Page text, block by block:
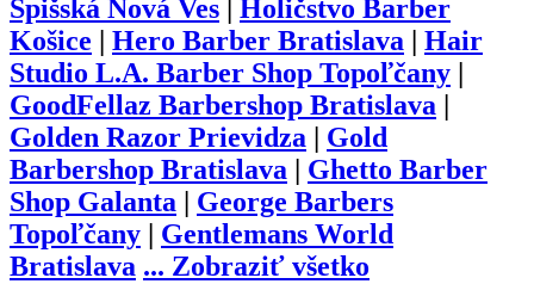
Spišská Nová Ves
Holičstvo Barber
Košice
Hero Barber Bratislava
Hair
Studio L.A. Barber Shop Topoľčany
GoodFellaz Barbershop Bratislava
Golden Razor Prievidza
Gold
Barbershop Bratislava
Ghetto Barber
Shop Galanta
George Barbers
Topoľčany
Gentlemans World
Bratislava ... Zobraziť všetko